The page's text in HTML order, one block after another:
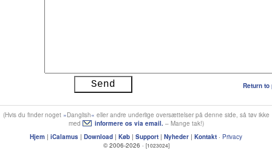
Return
(Hvis du finder noget Danglish
eller andre underlige oversættelser på denne side, så tøv ikke
med
informere os via email.– Mange tak!)
Hjem | iCalamus | Download | Køb | Support | Nyheder | Kontakt · Privacy
© 2006-2026 · [1023024]